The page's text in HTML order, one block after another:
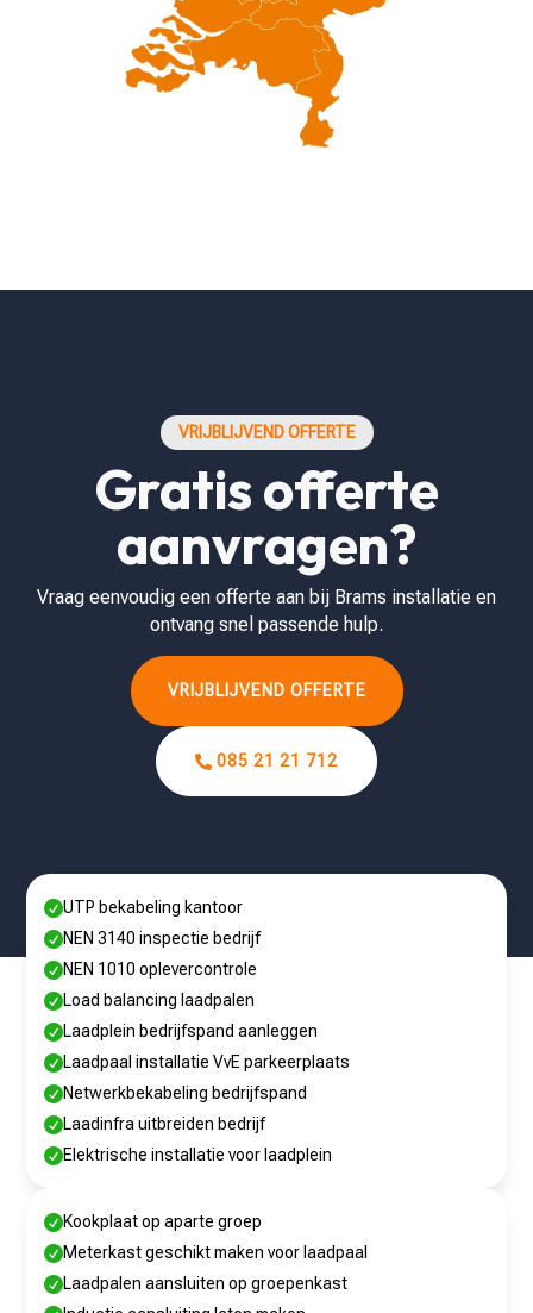
VRIJBLIJVEND OFFERTE
Gratis offerte
aanvragen?
Vraag eenvoudig een offerte aan bij Brams installatie en
ontvang snel passende hulp.
VRIJBLIJVEND OFFERTE
085 21 21 712
UTP bekabeling kantoor
NEN 3140 inspectie bedrijf
NEN 1010 oplevercontrole
Load balancing laadpalen
Laadplein bedrijfspand aanleggen
Laadpaal installatie VvE parkeerplaats
Netwerkbekabeling bedrijfspand
Laadinfra uitbreiden bedrijf
Elektrische installatie voor laadplein
Kookplaat op aparte groep
Meterkast geschikt maken voor laadpaal
Laadpalen aansluiten op groepenkast